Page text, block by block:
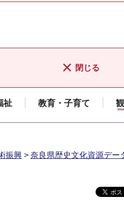
閉じる
祉 教育・子育て
振興 > 奈良県歴史文化資源デー